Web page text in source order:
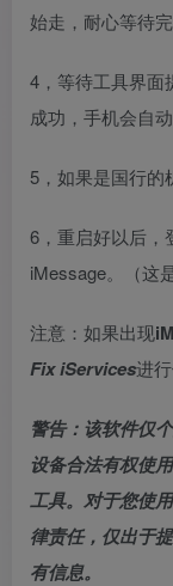
始走，耐心等待完
4，等待工具界面
成功，手机会自动
5，如果是国行的
6，重启好以后，
iMessage。（这
注意：如果出现
Fix iServices进
警告：该软件仅
设备合法有权使
工具。对于您使
律责任，仅出于
有信息。